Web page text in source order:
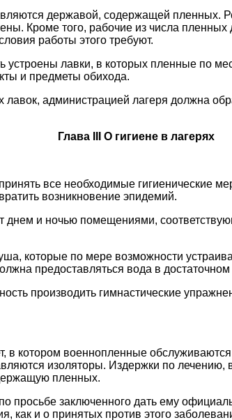
державой, содержащей пленных.
Кроме того, рабочие из числа
работы этого требуют.
устроены лавки, в которых пленные по
и предметы обихода.
лавок, администрацией лагеря должна
Глава III О гигиене в лагерях
все необходимые гигиенические
возникновение эпидемий.
днем и ночью помещениями,
которые по мере возможности
предоставляться вода в достаточном
производить гимнастические
в котором военнопленные
изоляторы. Издержки по лечению,
пленных.
просьбе заключенного дать ему
как и о принятых против этого